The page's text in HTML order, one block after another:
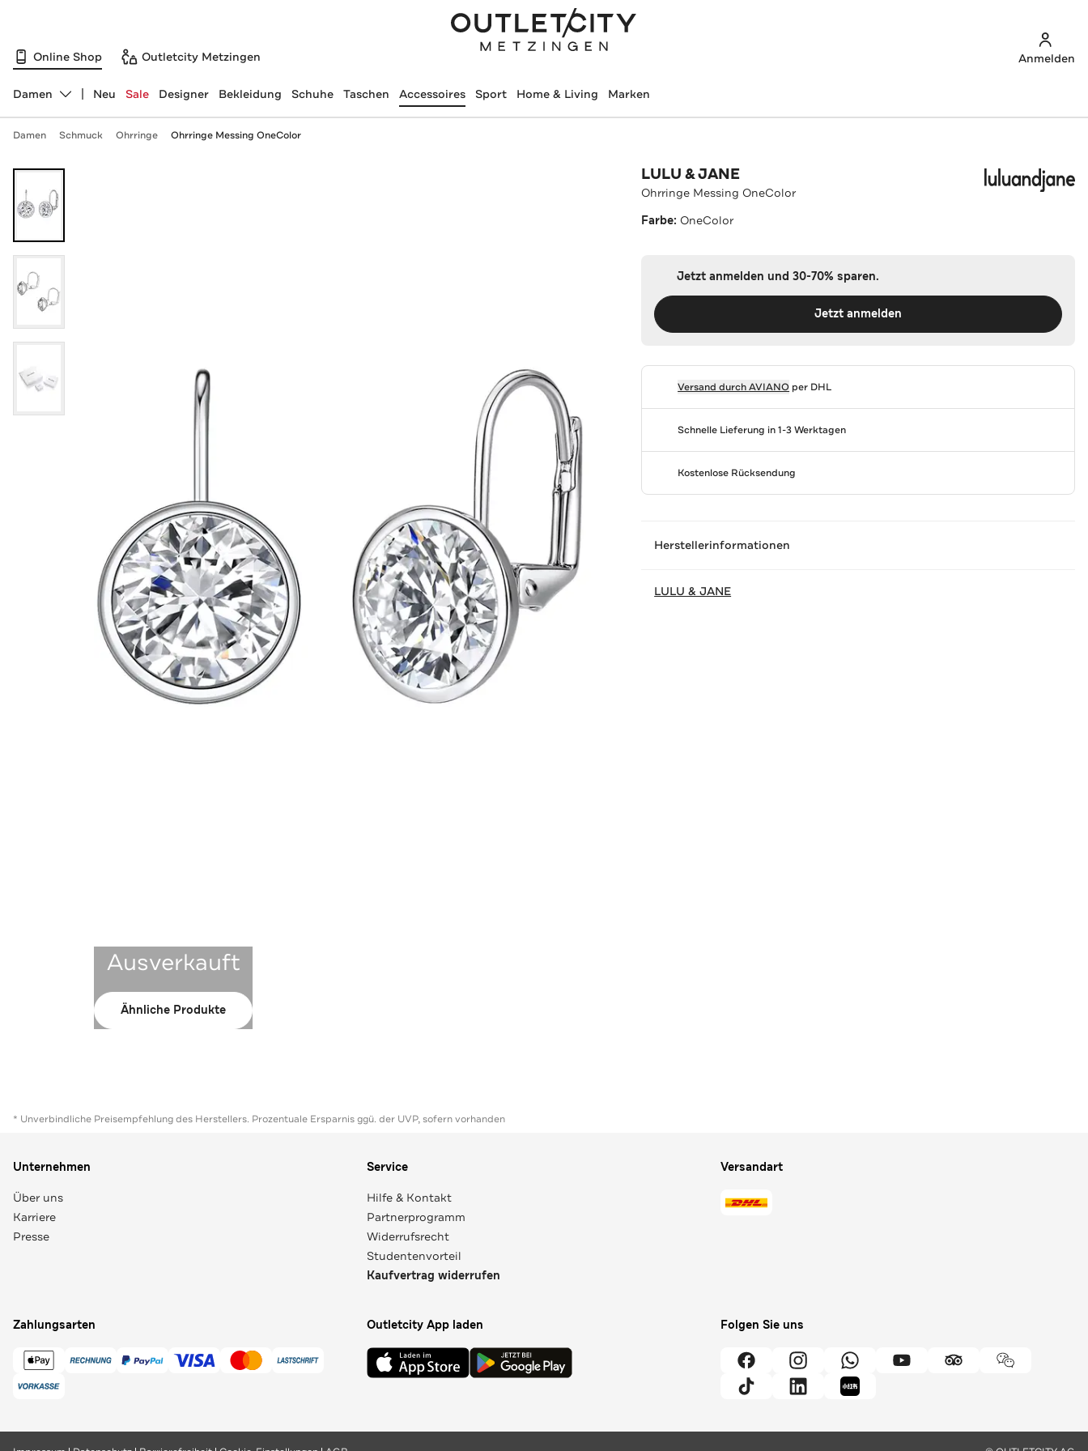
Online Shop Outletcity Metzingen Anmelden
Abteilung ändern, ausgewählt:
Damen Neu Sale Designer Bekleidung Schuhe Taschen Accessoires Sport Home & Living Marken
Damen Schmuck Ohrringe Ohrringe Messing OneColor
Ausverkauft
Ähnliche Produkte
LULU & JANE
Ohrringe Messing OneColor
Farbe: OneColor
Jetzt anmelden und 30-70% sparen.
Jetzt anmelden
Versand durchAVIANO per DHL
Schnelle Lieferung in 1-3 Werktagen
Kostenlose Rücksendung
Herstellerinformationen
LULU & JANE
* Unverbindliche Preisempfehlung des Herstellers. Prozentuale Ersparnis ggü. der UVP, sofern vorhanden
Unternehmen
Über uns
Karriere
Presse
Service
Hilfe & Kontakt
Partnerprogramm
Widerrufsrecht
Studentenvorteil
Kaufvertrag widerrufen
Versandart
Zahlungsarten Outletcity App laden Folgen Sie uns